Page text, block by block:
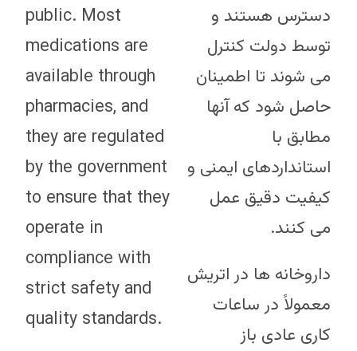
public. Most
medications are
available through
pharmacies, and
they are regulated
by the government
to ensure that they
operate in
compliance with
strict safety and
quality standards.
دسترس هستند و
توسط دولت کنترل
می شوند تا اطمینان
حاصل شود که آنها
مطابق با
استانداردهای ایمنی و
کیفیت دقیق عمل
می کنند.
داروخانه ها در اتریش
معمولاً در ساعات
کاری عادی باز